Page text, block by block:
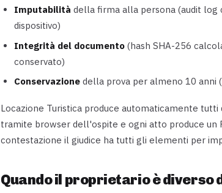
Imputabilità della firma alla persona (audit log
dispositivo)
Integrità del documento (hash SHA-256
conservato)
Conservazione della prova per almeno 10 anni
Locazione Turistica produce automaticamente
tramite browser dell'ospite e ogni atto produce un
contestazione il giudice ha tutti gli elementi per
Quando il proprietario è